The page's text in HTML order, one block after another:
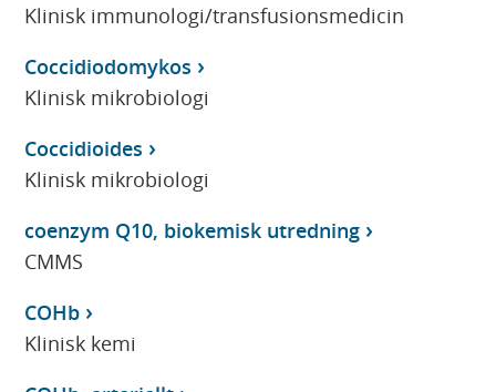
Klinisk immunologi/transfusionsmedicin
Coccidiodomykos
Klinisk mikrobiologi
Coccidioides
Klinisk mikrobiologi
coenzym Q10, biokemisk utredning
CMMS
COHb
Klinisk kemi